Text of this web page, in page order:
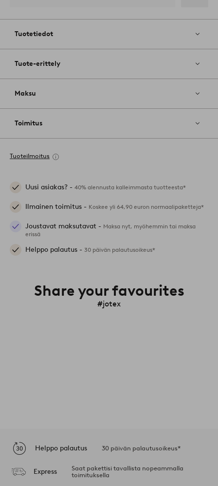
Tuotetiedot
Tuote-erittely
Maksu
Toimitus
Tuoteilmoitus
Uusi asiakas? - 40% alennusta kalleimmasta tuotteesta*
Ilmainen toimitus - Koskee yli 64,90 euron normaalipaketteja*
Joustavat maksutavat - Maksa nyt, myöhemmin tai maksa
erissä
Helppo palautus - 30 päivän palautusoikeus*
Share your favourites
#jotex
Helppo palautus 30 päivän palautusoikeus*
Express
Saat pakettisi tavallista nopeammalla
toimituksella